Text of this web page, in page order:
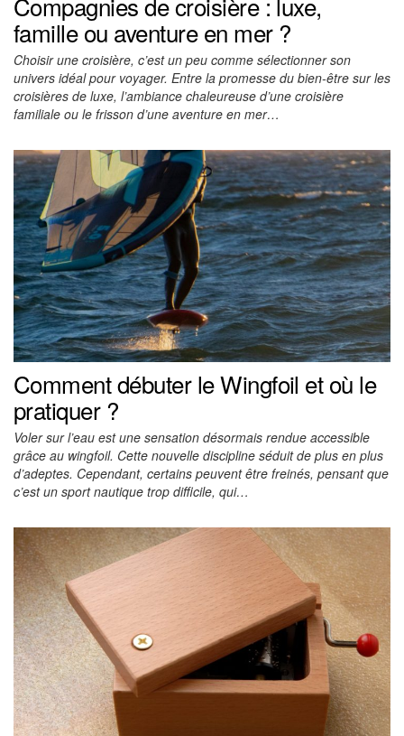
famille ou aventure en mer ?
Choisir une croisière, c’est un peu comme sélectionner son
univers idéal pour voyager. Entre la promesse du bien-être sur les
croisières de luxe, l’ambiance chaleureuse d’une croisière
familiale ou le frisson d’une aventure en mer…
Comment débuter le Wingfoil et où le
pratiquer ?
Voler sur l’eau est une sensation désormais rendue accessible
grâce au wingfoil. Cette nouvelle discipline séduit de plus en plus
d’adeptes. Cependant, certains peuvent être freinés, pensant que
c’est un sport nautique trop difficile, qui…